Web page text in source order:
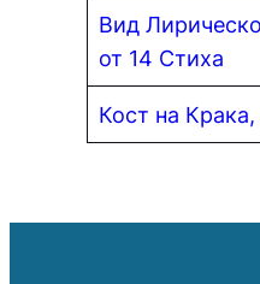
Вид
от 14 Стиха
Кост на